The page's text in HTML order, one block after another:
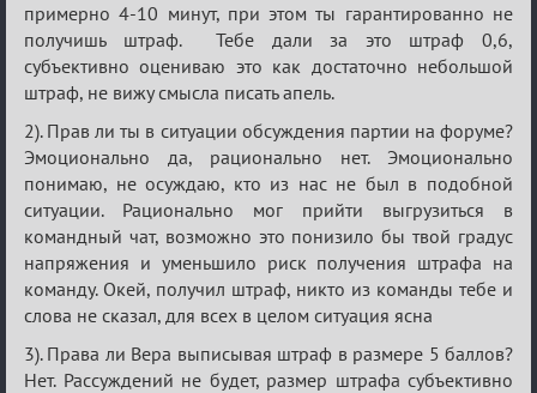
примерно 4-10 минут, при этом ты гарантированно не
получишь штраф. Тебе дали за это штраф 0,6,
субъективно оцениваю это как достаточно небольшой
штраф, не вижу смысла писать апель.
2). Прав ли ты в ситуации обсуждения партии на форуме?
Эмоционально да, рационально нет. Эмоционально
понимаю, не осуждаю, кто из нас не был в подобной
ситуации. Рационально мог прийти выгрузиться в
командный чат, возможно это понизило бы твой градус
напряжения и уменьшило риск получения штрафа на
команду. Окей, получил штраф, никто из команды тебе и
слова не сказал, для всех в целом ситуация ясна
3). Права ли Вера выписывая штраф в размере 5 баллов?
Нет. Рассуждений не будет, размер штрафа субъективно